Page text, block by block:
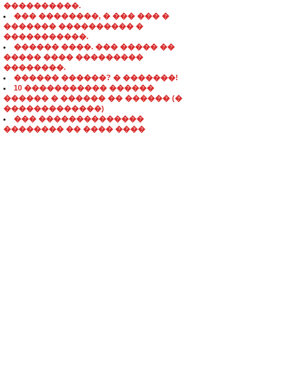
����������.
��� ��������, � ��� ��� �
������� ���������� �
�����������.
������ ����. ��� ����� ��
����� ���� ���������
��������.
������ ������? � �������!
10 ����������� ������
������ � ������ �� ������ (�
�������������)
��� ��������������
�������� �� ���� ����